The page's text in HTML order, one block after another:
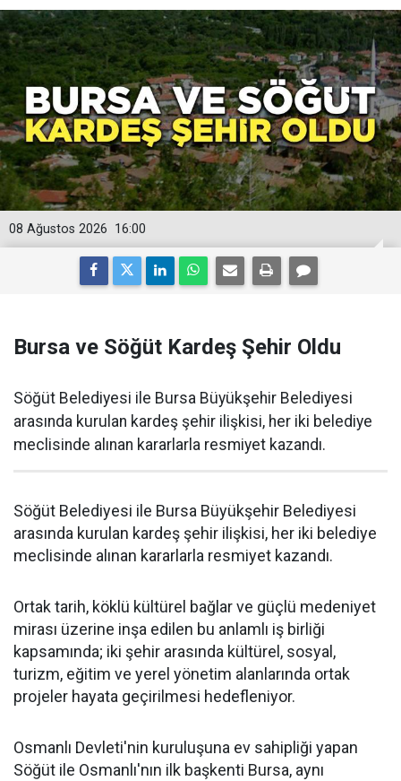
16:00
08 Ağustos 2026
Bursa ve Söğüt Kardeş Şehir Oldu
Söğüt Belediyesi ile Bursa Büyükşehir Belediyesi
arasında kurulan kardeş şehir ilişkisi, her iki belediye
meclisinde alınan kararlarla resmiyet kazandı.
Söğüt Belediyesi ile Bursa Büyükşehir Belediyesi
arasında kurulan kardeş şehir ilişkisi, her iki belediye
meclisinde alınan kararlarla resmiyet kazandı.
Ortak tarih, köklü kültürel bağlar ve güçlü medeniyet
mirası üzerine inşa edilen bu anlamlı iş birliği
kapsamında; iki şehir arasında kültürel, sosyal,
turizm, eğitim ve yerel yönetim alanlarında ortak
projeler hayata geçirilmesi hedefleniyor.
Osmanlı Devleti'nin kuruluşuna ev sahipliği yapan
Söğüt ile Osmanlı'nın ilk başkenti Bursa, aynı